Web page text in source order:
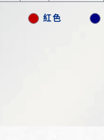
紅色